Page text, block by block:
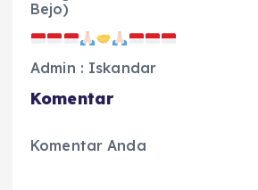
Bejo)
Admin : Iskandar
Komentar
Komentar Anda